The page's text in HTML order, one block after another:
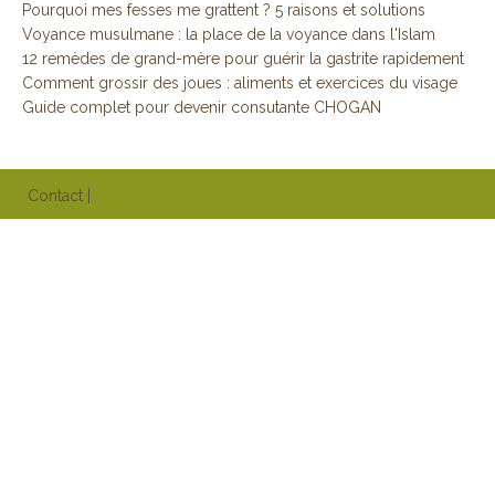
Pourquoi mes fesses me grattent ? 5 raisons et solutions
Voyance musulmane : la place de la voyance dans l'Islam
12 remèdes de grand-mère pour guérir la gastrite rapidement
Comment grossir des joues : aliments et exercices du visage
Guide complet pour devenir consutante CHOGAN
Contact